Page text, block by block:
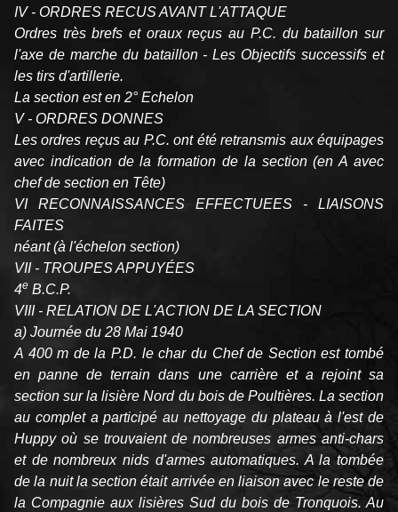
IV - ORDRES RECUS AVANT L'ATTAQUE
Ordres très brefs et oraux reçus au P.C. du bataillon sur
l'axe de marche du bataillon - Les Objectifs successifs et
les tirs d'artillerie.
La section est en 2° Echelon
V - ORDRES DONNES
Les ordres reçus au P.C. ont été retransmis aux équipages
avec indication de la formation de la section (en A avec
chef de section en Tête)
VI RECONNAISSANCES EFFECTUEES - LIAISONS
FAITES
néant (à l'échelon section)
VII - TROUPES APPUYÉES
4e B.C.P.
VIII - RELATION DE L'ACTION DE LA SECTION
a) Journée du 28 Mai 1940
A 400 m de la P.D. le char du Chef de Section est tombé
en panne de terrain dans une carrière et a rejoint sa
section sur la lisière Nord du bois de Poultières. La section
au complet a participé au nettoyage du plateau à l'est de
Huppy où se trouvaient de nombreuses armes anti-chars
et de nombreux nids d'armes automatiques. A la tombée
de la nuit la section était arrivée en liaison avec le reste de
la Compagnie aux lisières Sud du bois de Tronquois. Au